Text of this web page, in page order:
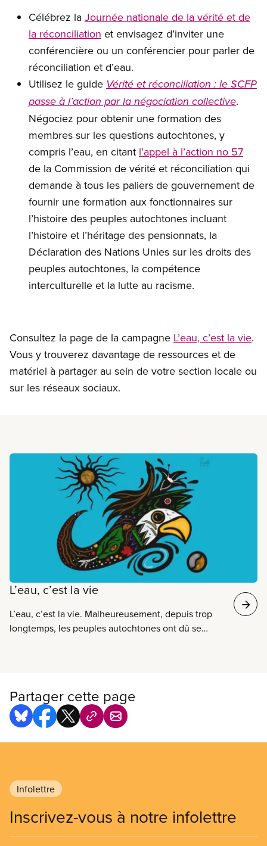
Célébrez la Journée nationale de la vérité et de
la réconciliation et envisagez d’inviter une
conférencière ou un conférencier pour parler de
réconciliation et d’eau.
Utilisez le guide Vérité et réconciliation : le SCFP
passe à l’action par la négociation collective.
Négociez pour obtenir une formation des
membres sur les questions autochtones, y
compris l’eau, en citant l’appel à l’action no 57
de la Commission de vérité et réconciliation qui
demande à tous les paliers de gouvernement de
fournir une formation aux fonctionnaires sur
l’histoire des peuples autochtones incluant
l’histoire et l’héritage des pensionnats, la
Déclaration des Nations Unies sur les droits des
peuples autochtones, la compétence
interculturelle et la lutte au racisme.
Consultez la page de la campagne L’eau, c’est la vie.
Vous y trouverez davantage de ressources et de
matériel à partager au sein de votre section locale ou
sur les réseaux sociaux.
En savoir plus
L’eau, c’est la vie
L’eau, c’est la vie. Malheureusement, depuis trop
longtemps, les peuples autochtones ont dû se
apprendre et agir.
Partager cette page
Infolettre
Inscrivez-vous à notre infolettre